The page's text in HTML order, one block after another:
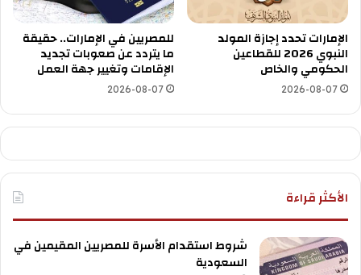
الإمارات تحدد إجازة المولد
النبوي 2026 للقطاعين
الحكومي والخاص
2026-08-07
للمصريين في الإمارات.. حقيقة
ما يتردد عن صعوبات تجديد
الإقامات وتغيير جهة العمل
2026-08-07
الأكثر قراءة
شروط استقدام الأسرة للمصريين المقيمين في
السعودية